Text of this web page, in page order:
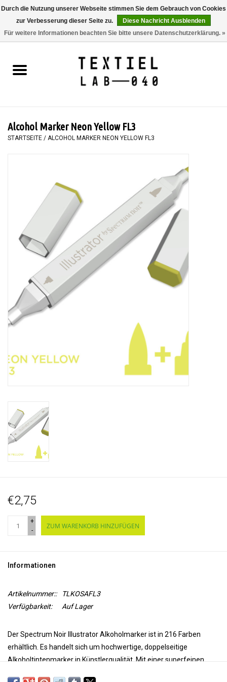
0 Artikel - €0,00
BÜCHER
MALEN
WORKSHOPS
SPECIALS
WERKZEUGE
Alcohol Marker Neon Yellow FL3
STARTSEITE / ALCOHOL MARKER NEON YELLOW FL3
€2,75
+
-
ZUM WARENKORB HINZUFÜGEN
Informationen
Artikelnummer::
TLKOSAFL3
Verfügbarkeit:
Auf Lager
Der Spectrum Noir Illustrator Alkoholmarker ist in 216 Farben
erhältlich. Es handelt sich um hochwertige, doppelseitige
Alkoholtintenmarker in Künstlerqualität. Mit einer superfeinen
Durch die Nutzung unserer Webseite stimmen Sie dem Gebrauch von Cookies
zur Verbesserung dieser Seite zu.
Diese Nachricht Ausblenden
Für weitere Informationen beachten Sie bitte unsere Datenschutzerklärung. »